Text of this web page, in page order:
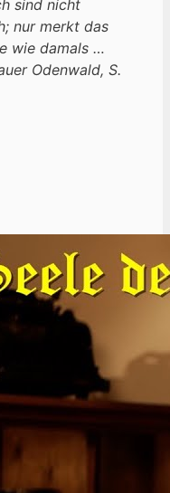
sind nicht
nur merkt das
wie damals …
Odenwald, S.